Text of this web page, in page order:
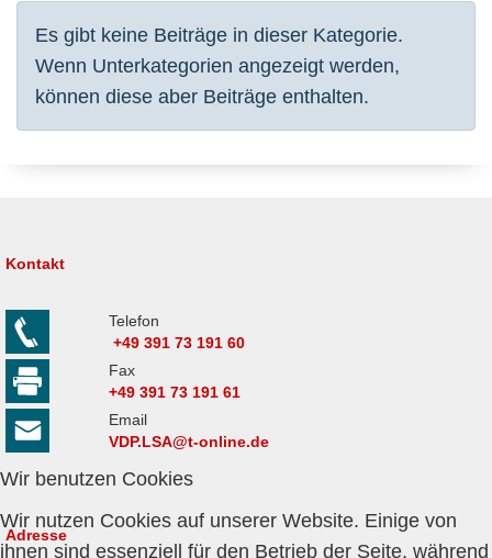
Information
Es gibt keine Beiträge in dieser Kategorie.
Wenn Unterkategorien angezeigt werden,
können diese aber Beiträge enthalten.
Kontakt
Telefon
+49 391 73 191 60
Fax
+49 391 73 191 61
Email
VDP.LSA@t-online.de
Adresse
Wir benutzen Cookies
Wir nutzen Cookies auf unserer Website. Einige von
ihnen sind essenziell für den Betrieb der Seite, während